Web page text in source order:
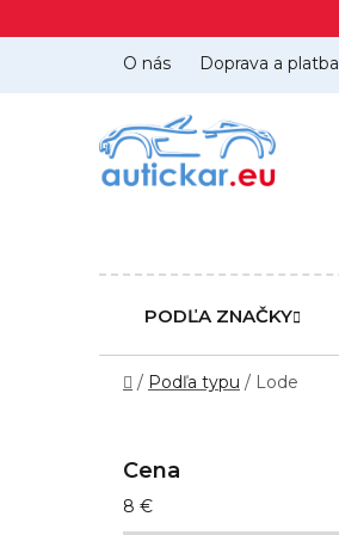
na
O nás Doprava a platba
PODĽA ZNAČKY
Domov
/ Podľa typu / Lode
Cena
8 €